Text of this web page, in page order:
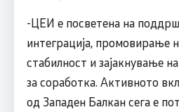
-ЦЕИ е посветена на
интеграција, промовирање
стабилност и зајакнување
за соработка. Активното
од Западен Балкан сега е